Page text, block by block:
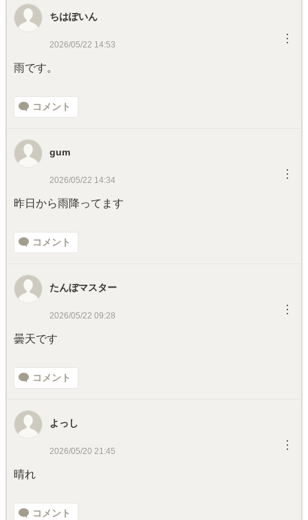
ちはぽいん
2026/05/22 14:53 ︙
雨です。
コメント
gum
2026/05/22 14:34 ︙
昨日から雨降ってます
コメント
たんぼマスター
2026/05/22 09:28 ︙
曇天です
コメント
よっし
2026/05/20 21:45 ︙
晴れ
コメント